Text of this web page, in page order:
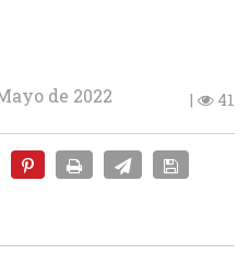
| 41
de 2022